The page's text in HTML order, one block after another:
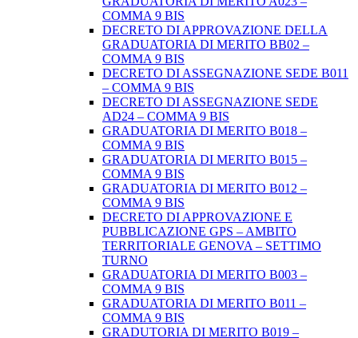
COMMA 9 BIS
DECRETO DI APPROVAZIONE DELLA
GRADUATORIA DI MERITO BB02 –
COMMA 9 BIS
DECRETO DI ASSEGNAZIONE SEDE B011
– COMMA 9 BIS
DECRETO DI ASSEGNAZIONE SEDE
AD24 – COMMA 9 BIS
GRADUATORIA DI MERITO B018 –
COMMA 9 BIS
GRADUATORIA DI MERITO B015 –
COMMA 9 BIS
GRADUATORIA DI MERITO B012 –
COMMA 9 BIS
DECRETO DI APPROVAZIONE E
PUBBLICAZIONE GPS – AMBITO
TERRITORIALE GENOVA – SETTIMO
TURNO
GRADUATORIA DI MERITO B003 –
COMMA 9 BIS
GRADUATORIA DI MERITO B011 –
COMMA 9 BIS
GRADUTORIA DI MERITO B019 –